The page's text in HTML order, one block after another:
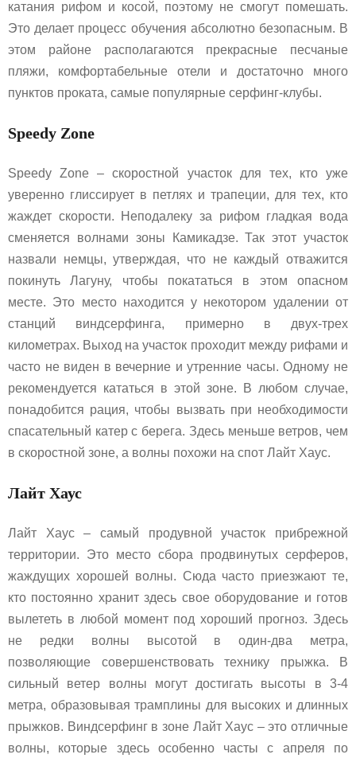
катания рифом и косой, поэтому не смогут помешать.
Это делает процесс обучения абсолютно безопасным. В
этом районе располагаются прекрасные песчаные
пляжи, комфортабельные отели и достаточно много
пунктов проката, самые популярные серфинг-клубы.
Speedy Zone
Speedy Zone – скоростной участок для тех, кто уже
уверенно глиссирует в петлях и трапеции, для тех, кто
жаждет скорости. Неподалеку за рифом гладкая вода
сменяется волнами зоны Камикадзе. Так этот участок
назвали немцы, утверждая, что не каждый отважится
покинуть Лагуну, чтобы покататься в этом опасном
месте. Это место находится у некотором удалении от
станций виндсерфинга, примерно в двух-трех
километрах. Выход на участок проходит между рифами и
часто не виден в вечерние и утренние часы. Одному не
рекомендуется кататься в этой зоне. В любом случае,
понадобится рация, чтобы вызвать при необходимости
спасательный катер с берега. Здесь меньше ветров, чем
в скоростной зоне, а волны похожи на спот Лайт Хаус.
Лайт Хаус
Лайт Хаус – самый продувной участок прибрежной
территории. Это место сбора продвинутых серферов,
жаждущих хорошей волны. Сюда часто приезжают те,
кто постоянно хранит здесь свое оборудование и готов
вылететь в любой момент под хороший прогноз. Здесь
не редки волны высотой в один-два метра,
позволяющие совершенствовать технику прыжка. В
сильный ветер волны могут достигать высоты в 3-4
метра, образовывая трамплины для высоких и длинных
прыжков. Виндсерфинг в зоне Лайт Хаус – это отличные
волны, которые здесь особенно часты с апреля по